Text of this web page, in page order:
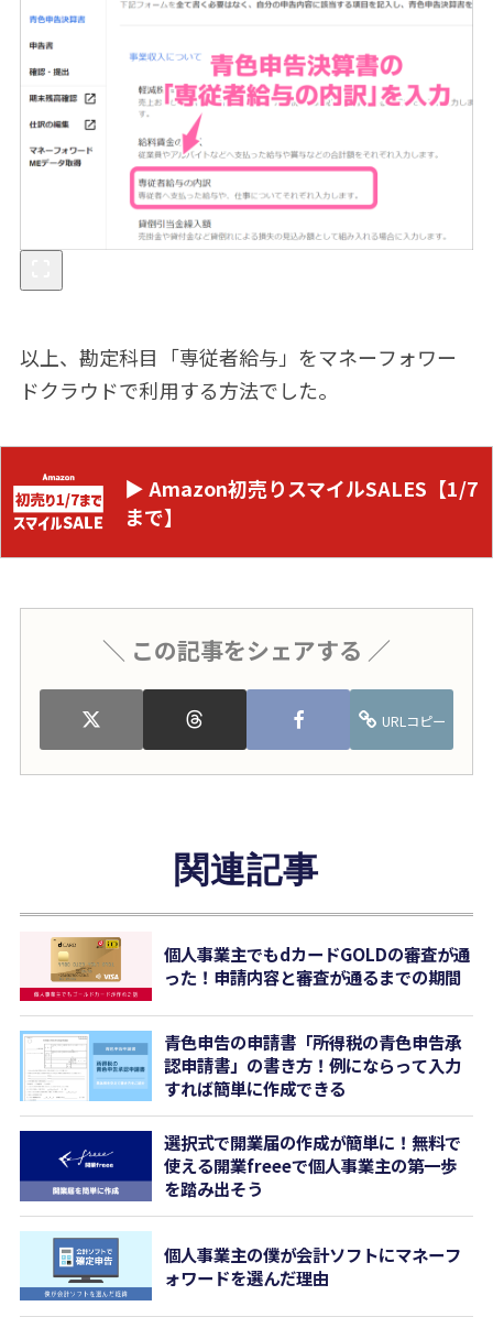
以上、勘定科目「専従者給与」をマネーフォワー
ドクラウドで利用する方法でした。
▶ Amazon初売りスマイルSALES【1/7
まで】
＼ この記事をシェアする ／
URLコピー
関連記事
個人事業主でもdカードGOLDの審査が通
った！申請内容と審査が通るまでの期間
青色申告の申請書「所得税の青色申告承
認申請書」の書き方！例にならって入力
すれば簡単に作成できる
選択式で開業届の作成が簡単に！無料で
使える開業freeeで個人事業主の第一歩
を踏み出そう
個人事業主の僕が会計ソフトにマネーフ
ォワードを選んだ理由